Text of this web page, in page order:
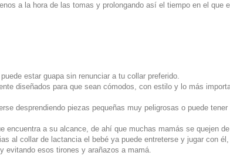
a la hora de las tomas y prolongando así el tiempo en el que
estar guapa sin renunciar a tu collar preferido.
diseñados para que sean cómodos, con estilo y lo más
desprendiendo piezas pequeñas muy peligrosas o puede tener
encuentra a su alcance, de ahí que muchas mamás se quejen
al collar de lactancia el bebé ya puede entreterse y jugar con él,
evitando esos tirones y arañazos a mamá.